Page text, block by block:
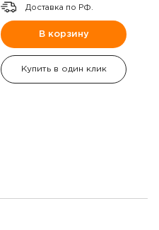
Доставка по РФ.
В корзину
Купить в один клик